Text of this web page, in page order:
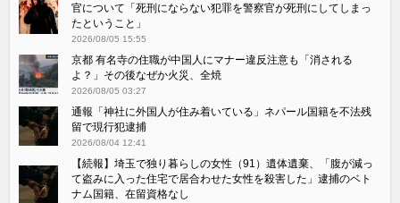
官について「死刑にならない犯罪を警察官が死刑にしてしまっ
たということ」
2026/08/05 15:55
京都 有名寺の住職が中国人にマナー違反注意も「消される
よ？」その後なぜか火災、全焼
2026/08/05 03:27
通報「神社に外国人が住み着いている」ネパール国籍を不法残
留で現行犯逮捕
2026/08/04 12:41
【続報】埼玉で独り暮らしの女性（91）遺体遺棄、「腹が減っ
て盗みに入った住宅で居合わせた女性を殺害した」逮捕のベト
ナム国籍、在留資格なし